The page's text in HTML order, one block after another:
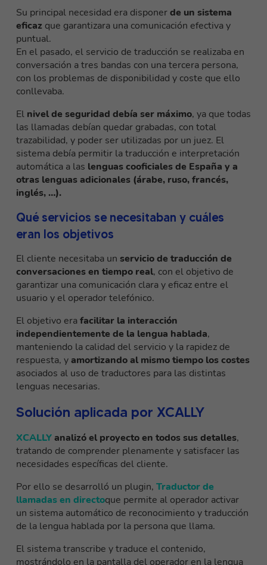
Su principal necesidad era disponerde un sistema
eficaz que garantizara una comunicación efectiva y
puntual.
En el pasado, el servicio de traducción se realizaba en
conversación a tres bandas con una tercera persona,
con los problemas de disponibilidad y coste que ello
conllevaba.
El nivel de seguridad debía ser máximo, ya que todas
las llamadas debían quedar grabadas, con total
trazabilidad, y poder ser utilizadas por un juez. El
sistema debía permitir la traducción e interpretación
automática a las lenguas cooficiales de España y a
otras lenguas adicionales (árabe, ruso, francés,
inglés, …).
Qué servicios se necesitaban y cuáles
eran los objetivos
El cliente necesitaba un servicio de traducción de
conversaciones en tiempo real, con el objetivo de
garantizar una comunicación clara y eficaz entre el
usuario y el operador telefónico.
El objetivo erafacilitar la interacción
independientemente de la lengua hablada,
manteniendo la calidad del servicio y la rapidez de
respuesta, yamortizando al mismo tiempo los costes
asociados al uso de traductores para las distintas
lenguas necesarias.
Solución aplicada por XCALLY
XCALLYanalizó el proyecto en todos sus detalles,
tratando de comprender plenamente y satisfacer las
necesidades específicas del cliente.
Por ello se desarrolló un plugin, Traductor de
llamadas en directoque permite al operador activar
un sistema automático de reconocimiento y traducción
de la lengua hablada por la persona que llama.
El sistema transcribe y traduce el contenido,
mostrándolo en la pantalla del operador en la lengua